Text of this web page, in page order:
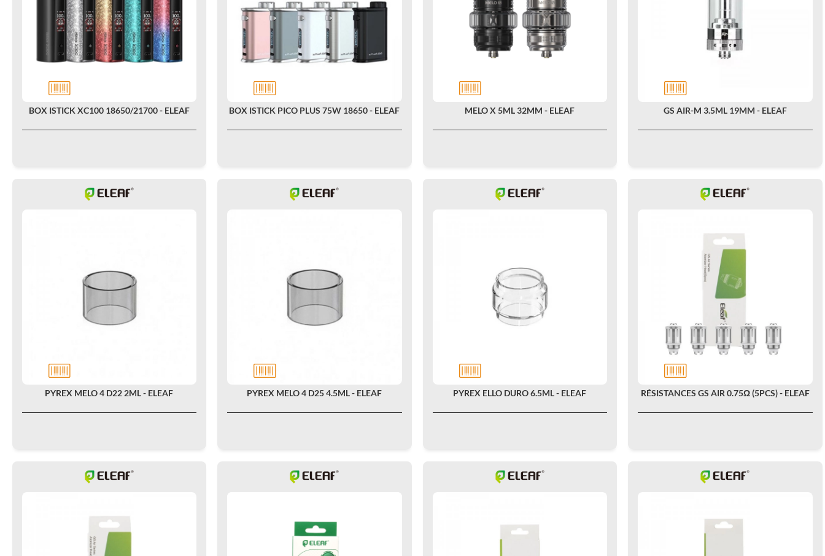
BOX ISTICK XC100 18650/21700 - ELEAF BOX ISTICK PICO PLUS 75W 18650 - ELEAF MELO X 5ML 32MM - ELEAF GS AIR-M 3.5ML 19MM - ELEAF
PYREX MELO 4 D22 2ML - ELEAF PYREX MELO 4 D25 4.5ML - ELEAF PYREX ELLO DURO 6.5ML - ELEAF RÉSISTANCES GS AIR 0.75Ω (5PCS) - ELEAF